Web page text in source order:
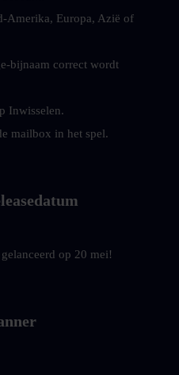
Amerika, Europa, Azië of
bijnaam correct wordt
Inwisselen.
mailbox in het spel.
op 20 mei!